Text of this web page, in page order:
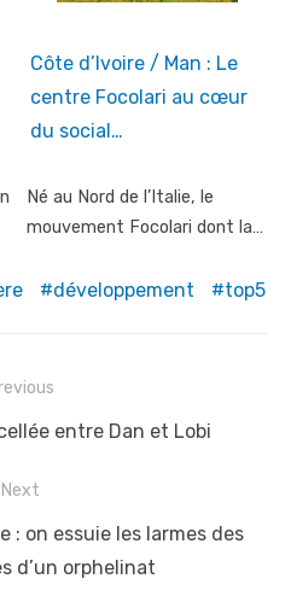
Côte d’Ivoire / Man : Le
centre Focolari au cœur
du social…
Né au Nord de l’Italie, le
mouvement Focolari dont la…
développement top5
entre Dan et Lobi
Next
: on essuie les larmes des
d’un orphelinat